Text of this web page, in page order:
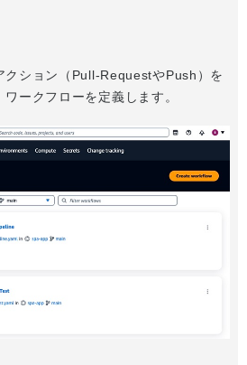
クション（Pull-RequestやPush）を
ークフローを定義します。